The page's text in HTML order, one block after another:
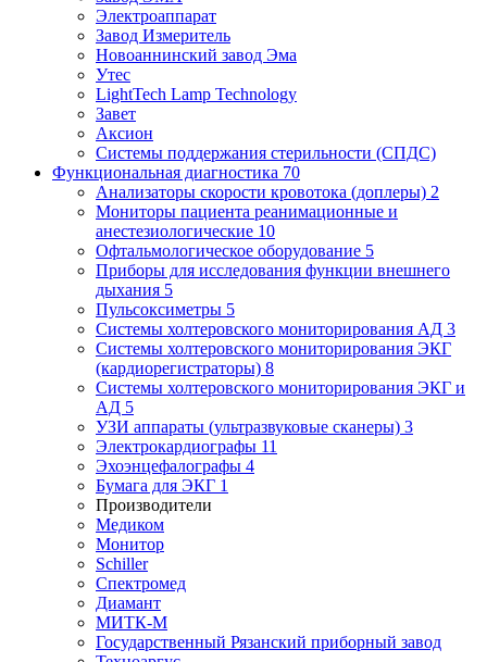
Электроаппарат
Завод Измеритель
Новоаннинский завод Эма
Утес
LightTech Lamp Technology
Завет
Аксион
Системы поддержания стерильности (СПДС)
Функциональная диагностика 70
Анализаторы скорости кровотока (доплеры) 2
Мониторы пациента реанимационные и
анестезиологические 10
Офтальмологическое оборудование 5
Приборы для исследования функции внешнего
дыхания 5
Пульсоксиметры 5
Системы холтеровского мониторирования АД 3
Системы холтеровского мониторирования ЭКГ
(кардиорегистраторы) 8
Системы холтеровского мониторирования ЭКГ и
АД 5
УЗИ аппараты (ультразвуковые сканеры) 3
Электрокардиографы 11
Эхоэнцефалографы 4
Бумага для ЭКГ 1
Производители
Медиком
Монитор
Schiller
Спектромед
Диамант
МИТК-М
Государственный Рязанский приборный завод